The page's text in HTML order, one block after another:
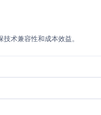
术兼容性和成本效益。